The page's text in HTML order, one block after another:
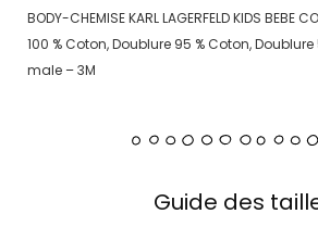
BODY-CHEMISE KARL LAGERFELD KIDS BEBE
100 % Coton, Doublure 95 % Coton,
male – 3M
Guide des